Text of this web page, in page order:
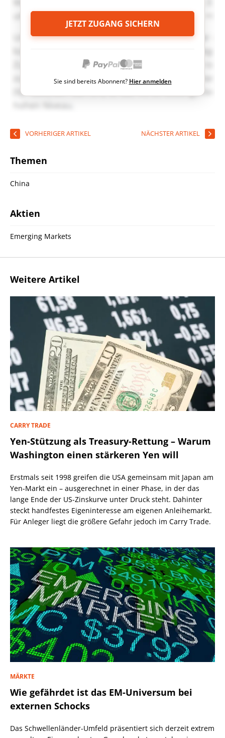
JETZT ZUGANG SICHERN
Sie sind bereits Abonnent? Hier anmelden
VORHERIGER ARTIKEL NÄCHSTER ARTIKEL
Themen
China
Aktien
Emerging Markets
Weitere Artikel
CARRY TRADE
Yen-Stützung als Treasury-Rettung – Warum
Washington einen stärkeren Yen will
Erstmals seit 1998 greifen die USA gemeinsam mit Japan am
Yen-Markt ein – ausgerechnet in einer Phase, in der das
lange Ende der US-Zinskurve unter Druck steht. Dahinter
steckt handfestes Eigeninteresse am eigenen Anleihemarkt.
Für Anleger liegt die größere Gefahr jedoch im Carry Trade.
MÄRKTE
Wie gefährdet ist das EM-Universum bei
externen Schocks
Das Schwellenländer-Umfeld präsentiert sich derzeit extrem